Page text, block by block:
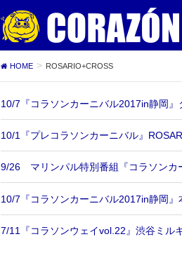
HOME ROSARIO+CROSS
10/7『コラソンカーニバル2017in静岡』
10/1『プレコラソンカーニバル』
9/26 マリンパル特別番組『コラソンカ
10/7『コラソンカーニバル2017in静岡』
7/11『コラソンウェイvol.22』渋谷ミ